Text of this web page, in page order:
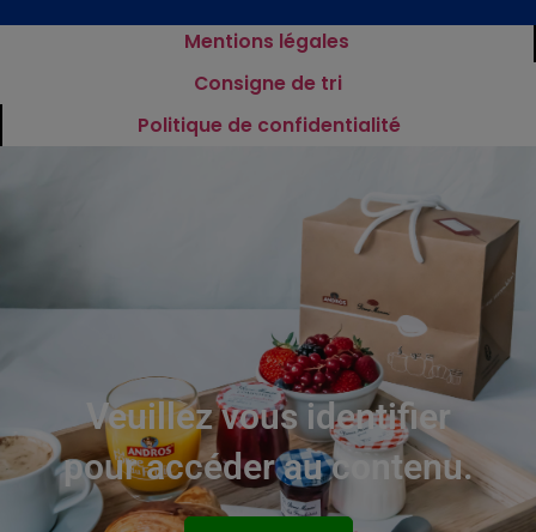
Mentions légales
Consigne de tri
Politique de confidentialité
Veuillez vous identifier
pour accéder au contenu.